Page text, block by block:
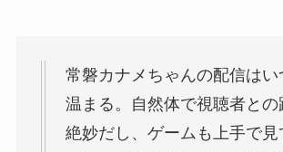
常磐カナメちゃんの配信はい
温まる。自然体で視聴者との
絶妙だし、ゲームも上手で見